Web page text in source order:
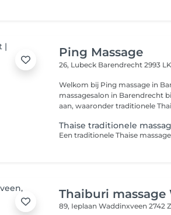
Ping Massage
26, Lubeck Barendrecht 2993 LK
Welkom bij Ping massage in
massagesalon in Barendrecht
aan, waaronder traditionele
Thaise traditionele
Thaiburi massage
89, IeplaanWaddinxveen 2742